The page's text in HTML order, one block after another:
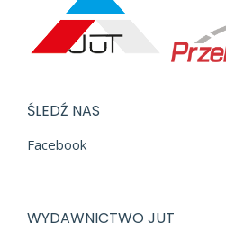
ŚLEDŹ NAS
Facebook
WYDAWNICTWO JUT